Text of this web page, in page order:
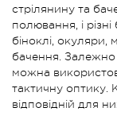
стрілянину та
полювання, і
біноклі, окуляри,
бачення. Залежно
можна
тактичну оптику.
відповідній для